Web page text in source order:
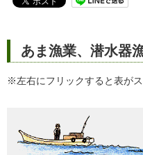
あま漁業、潜水器
※左右にフリックすると表がス